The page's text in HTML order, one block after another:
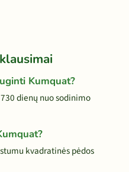
Kumquat?
dienų nuo sodinimo
kvadratinės pėdos